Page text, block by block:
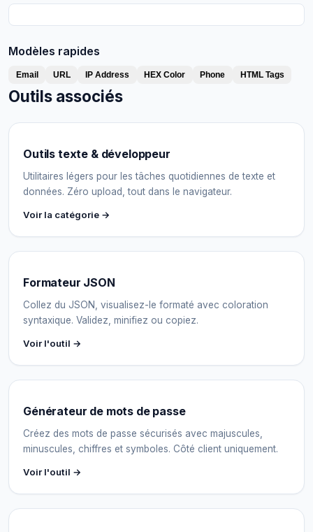
Modèles rapides
Email URL IP Address HEX Color Phone HTML Tags
Outils associés
Outils texte & développeur
Utilitaires légers pour les tâches quotidiennes de texte et
données. Zéro upload, tout dans le navigateur.
Voir la catégorie →
Formateur JSON
Collez du JSON, visualisez-le formaté avec coloration
syntaxique. Validez, minifiez ou copiez.
Voir l'outil →
Générateur de mots de passe
Créez des mots de passe sécurisés avec majuscules,
minuscules, chiffres et symboles. Côté client uniquement.
Voir l'outil →